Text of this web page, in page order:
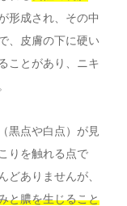
形成され、その中
、皮膚の下に硬い
ことがあり、ニキ
黒点や白点）が見
りを触れる点で
どありませんが、
と膿を生じること